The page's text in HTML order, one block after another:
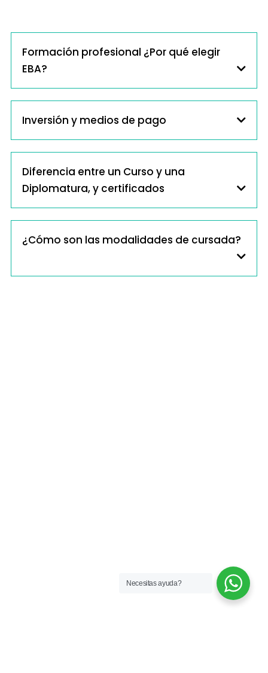
Formación profesional ¿Por qué elegir
EBA?
Inversión y medios de pago
Diferencia entre un Curso y una
Diplomatura, y certificados
¿Cómo son las modalidades de cursada?
Necesitas ayuda?